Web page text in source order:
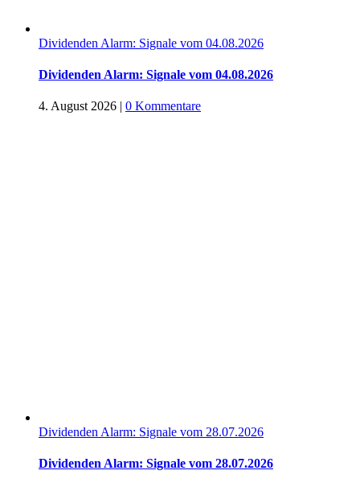
Dividenden Alarm: Signale vom 04.08.2026
Dividenden Alarm: Signale vom 04.08.2026
4. August 2026 | 0 Kommentare
Dividenden Alarm: Signale vom 28.07.2026
Dividenden Alarm: Signale vom 28.07.2026